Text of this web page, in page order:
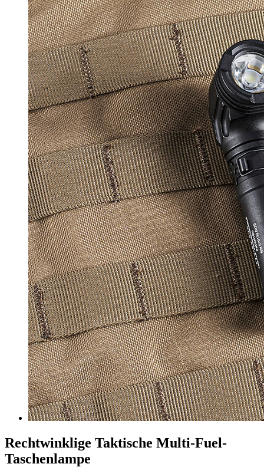
Rechtwinklige Taktische Multi-Fuel-
Taschenlampe